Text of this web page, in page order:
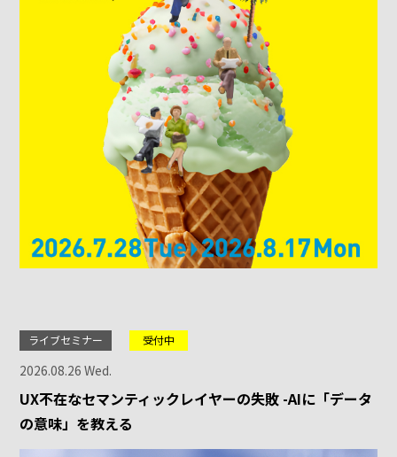
ライブセミナー 受付中
2026.08.26 Wed.
UX不在なセマンティックレイヤーの失敗 -AIに「データ
の意味」を教える